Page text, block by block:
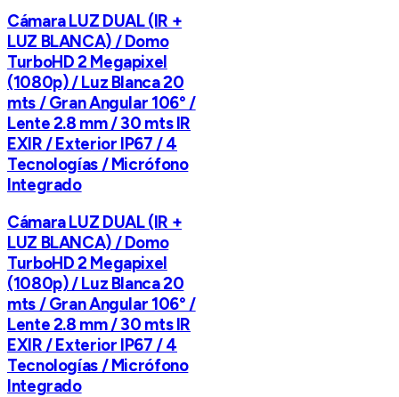
Cámara LUZ DUAL (IR +
LUZ BLANCA) / Domo
TurboHD 2 Megapixel
(1080p) / Luz Blanca 20
mts / Gran Angular 106° /
Lente 2.8 mm / 30 mts IR
EXIR / Exterior IP67 / 4
Tecnologías / Micrófono
Integrado
Cámara LUZ DUAL (IR +
LUZ BLANCA) / Domo
TurboHD 2 Megapixel
(1080p) / Luz Blanca 20
mts / Gran Angular 106° /
Lente 2.8 mm / 30 mts IR
EXIR / Exterior IP67 / 4
Tecnologías / Micrófono
Integrado